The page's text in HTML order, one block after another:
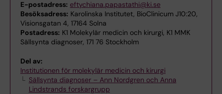
E-postadress: eftychiana.papastathi@ki.se
Besöksadress: Karolinska Institutet, BioClinicum J10:20,
Visionsgatan 4, 17164 Solna
Postadress: K1 Molekylär medicin och kirurgi, K1 MMK
Sällsynta diagnoser, 171 76 Stockholm
Del av:
Institutionen för molekylär medicin och kirurgi
Sällsynta diagnoser – Ann Nordgren och Anna
Lindstrands forskargrupp